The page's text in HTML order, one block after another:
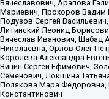
Вячеславович, Арапова
Мариевич, Прохоров Вадим
Подузов Сергей
Литинский Леонид
Вячеслав Иванович, Шабад
Николаевна, Орлов Олег
Королева Александра
Вицин Сергей Ефимович,
Семенович, Локшина
Полякова Мара Федоровна,
Константинович